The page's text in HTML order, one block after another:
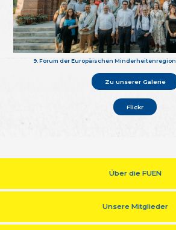
9. Forum der Europäischen
Zu unserer Galerie
Flickr
Über die FUEN
Unsere Mitglieder